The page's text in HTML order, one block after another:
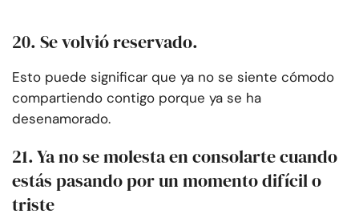
20. Se volvió reservado.
Esto puede significar que ya no se siente cómodo
compartiendo contigo porque ya se ha
desenamorado.
21. Ya no se molesta en consolarte cuando
estás pasando por un momento difícil o
triste